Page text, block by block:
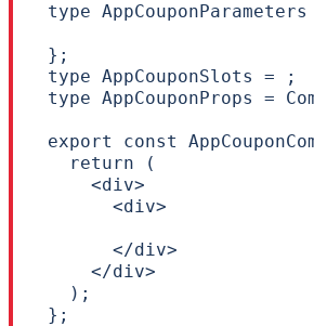
type
};
type AppCouponSlots = ;
type AppCouponProps =
export const
  return (
    <div>
      <div>
      </div>
    </div>
  );
};